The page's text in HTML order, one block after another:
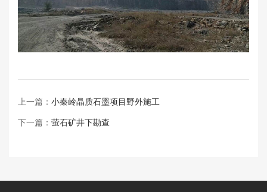
上一篇： 小秦岭晶质石墨项目野外施工
下一篇： 萤石矿井下勘查